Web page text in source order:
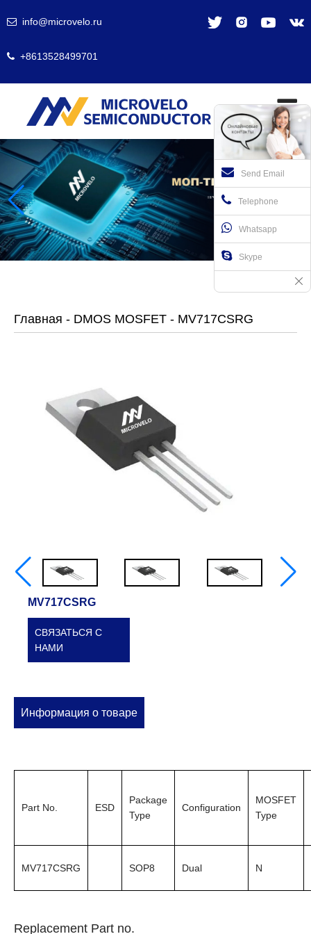
info@microvelo.ru
+8613528499701
Главная - DMOS MOSFET - MV717CSRG
MV717CSRG
СВЯЗАТЬСЯ С
НАМИ
Информация о товаре
Part No. ESD
Package
Type
Configuration
MOSFET
Type
MV717CSRG SOP8 Dual N
Replacement Part no.
Send Email
Telephone
Whatsapp
Skype